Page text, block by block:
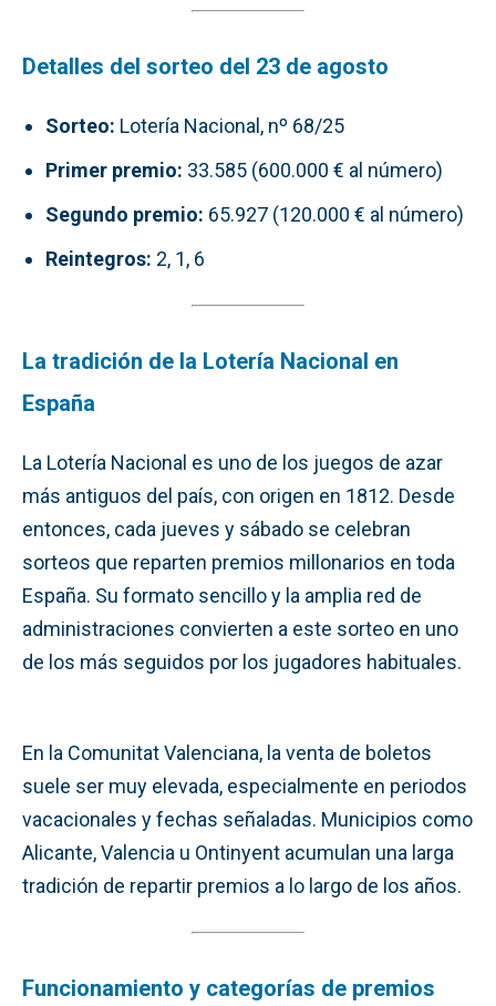
Detalles del sorteo del 23 de agosto
Sorteo: Lotería Nacional, nº 68/25
Primer premio: 33.585 (600.000 € al número)
Segundo premio: 65.927 (120.000 € al número)
Reintegros: 2, 1, 6
La tradición de la Lotería Nacional en
España
La Lotería Nacional es uno de los juegos de azar
más antiguos del país, con origen en 1812. Desde
entonces, cada jueves y sábado se celebran
sorteos que reparten premios millonarios en toda
España. Su formato sencillo y la amplia red de
administraciones convierten a este sorteo en uno
de los más seguidos por los jugadores habituales.
En la Comunitat Valenciana, la venta de boletos
suele ser muy elevada, especialmente en periodos
vacacionales y fechas señaladas. Municipios como
Alicante, Valencia u Ontinyent acumulan una larga
tradición de repartir premios a lo largo de los años.
Funcionamiento y categorías de premios